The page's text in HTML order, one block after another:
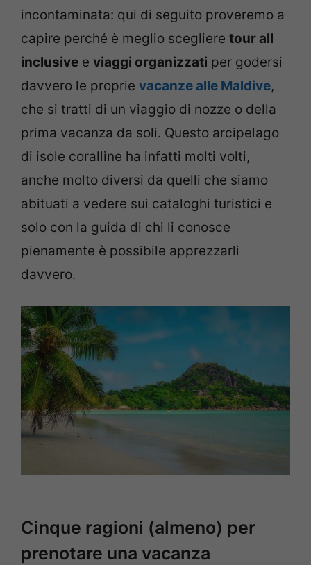
incontaminata: qui di seguito proveremo a
capire perché è meglio scegliere tour all
inclusive e viaggi organizzati per godersi
davvero le proprie vacanze alle Maldive,
che si tratti di un viaggio di nozze o della
prima vacanza da soli. Questo arcipelago
di isole coralline ha infatti molti volti,
anche molto diversi da quelli che siamo
abituati a vedere sui cataloghi turistici e
solo con la guida di chi li conosce
pienamente è possibile apprezzarli
davvero.
Cinque ragioni (almeno) per
prenotare una vacanza